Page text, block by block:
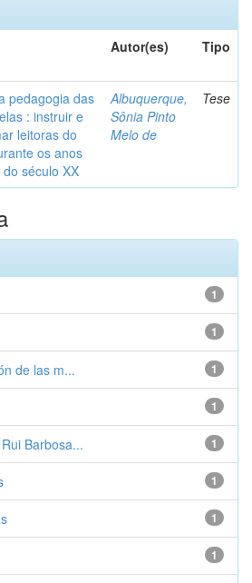
Autor(es) Tipo
pedagogia das
: instruir e
leitoras do
os anos
século XX
Albuquerque,
Sônia Pinto
Melo de
Tese
1
1
1
de las m...
1
1
Barbosa...
1
1
1